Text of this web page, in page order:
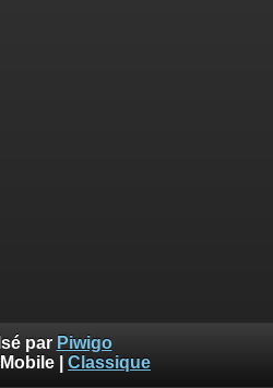
par Piwigo
Mobile Classique